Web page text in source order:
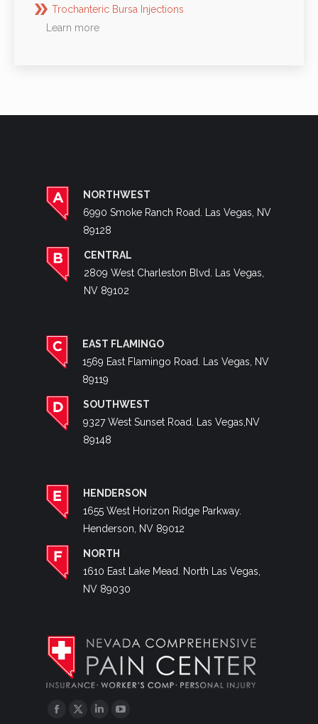
Trochanteric Bursa Injections
Learn more
NORTHWEST
6990 Smoke Ranch Road. Las Vegas, NV
89128
CENTRAL
2809 West Charleston Blvd. Las Vegas,
NV 89102
EAST FLAMINGO
1569 East Flamingo Road. Las Vegas, NV
89119
SOUTHWEST
9327 West Sunset Road. Las Vegas,NV
89148
HENDERSON
1655 West Horizon Ridge Parkway.
Henderson, NV 89012
NORTH
1610 East Lake Mead. North Las Vegas,
NV 89030
Facebook
Twitter